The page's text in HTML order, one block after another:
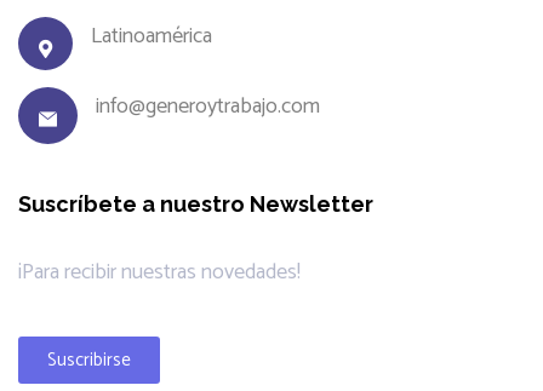
Latinoamérica
info@generoytrabajo.com
Suscríbete a nuestro Newsletter
¡Para recibir nuestras novedades!
Suscribirse